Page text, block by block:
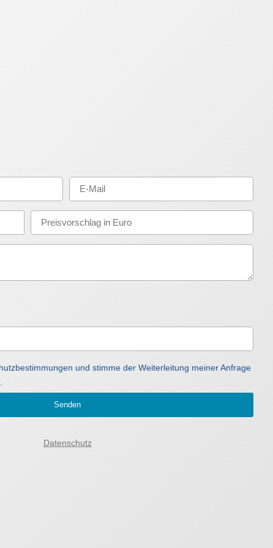
und stimme der Weiterleitung meiner Anfrage
Senden
Datenschutz